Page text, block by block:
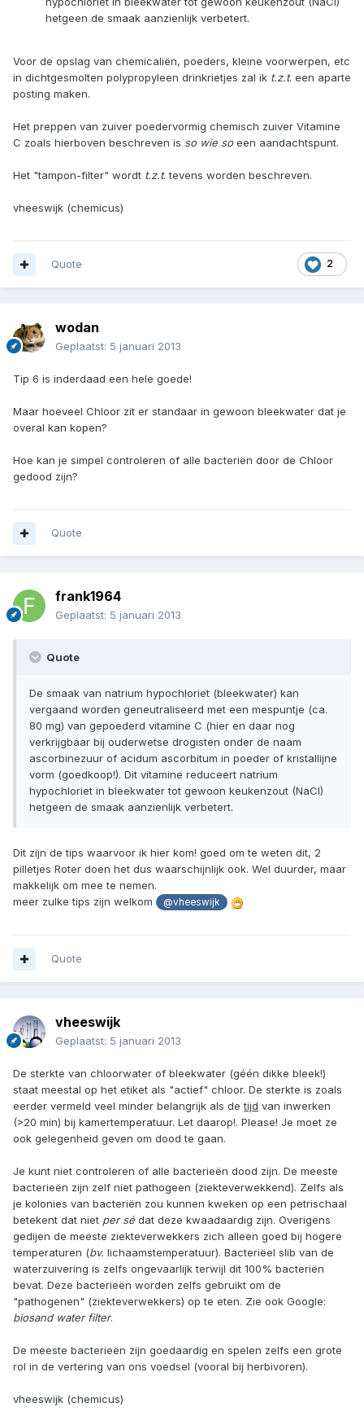
hetgeen de smaak aanzienlijk verbetert.
Voor de opslag van chemicaliën, poeders, kleine voorwerpen, etc
in dichtgesmolten polypropyleen drinkrietjes zal ik t.z.t. een aparte
posting maken.
Het preppen van zuiver poedervormig chemisch zuiver Vitamine
C zoals hierboven beschreven is so wie soeen aandachtspunt.
Het "tampon-filter" wordt t.z.t. tevens worden beschreven.
vheeswijk (chemicus)
2
Quote
wodan
Geplaatst: 5 januari 2013
Tip 6 is inderdaad een hele goede!
Maar hoeveel Chloor zit er standaar in gewoon bleekwater dat je
overal kan kopen?
Hoe kan je simpel controleren of alle bacteriën door de Chloor
gedood zijn?
Quote
frank1964
Geplaatst: 5 januari 2013
Quote
De smaak van natrium hypochloriet (bleekwater) kan
vergaand worden geneutraliseerd met een mespuntje (ca.
80 mg) van gepoederd vitamine C (hier en daar nog
verkrijgbaar bij ouderwetse drogisten onder de naam
ascorbinezuur of acidum ascorbitum in poeder of kristallijne
vorm (goedkoop!). Dit vitamine reduceert natrium
hypochloriet in bleekwater tot gewoon keukenzout (NaCl)
hetgeen de smaak aanzienlijk verbetert.
Dit zijn de tips waarvoor ik hier kom! goed om te weten dit, 2
pilletjes Roter doen het dus waarschijnlijk ook. Wel duurder, maar
makkelijk om mee te nemen.
meer zulke tips zijn welkom
@vheeswijk
Quote
vheeswijk
Geplaatst: 5 januari 2013
De sterkte van chloorwater of bleekwater (géén dikke bleek!)
staat meestal op het etiket als "actief" chloor. De sterkte is zoals
eerder vermeld veel minder belangrijk als detijd van inwerken
(>20 min) bij kamertemperatuur. Let daarop!. Please! Je moet ze
ook gelegenheid geven om dood te gaan.
Je kunt niet controleren of alle bacterieën dood zijn. De meeste
bacterieën zijn zelf niet pathogeen (ziekteverwekkend). Zelfs als
je kolonies van bacteriën zou kunnen kweken op een petrischaal
betekent dat niet per sé dat deze kwaadaardig zijn. Overigens
gedijen de meeste ziekteverwekkers zich alleen goed bij hogere
temperaturen (bv. lichaamstemperatuur). Bacteriëel slib van de
waterzuivering is zelfs ongevaarlijk terwijl dit 100% bacteriën
bevat. Deze bacterieën worden zelfs gebruikt om de
"pathogenen" (ziekteverwekkers) op te eten. Zie ook Google:
biosand water filter.
De meeste bacterieën zijn goedaardig en spelen zelfs een grote
rol in de vertering van ons voedsel (vooral bij herbivoren).
vheeswijk (chemicus)